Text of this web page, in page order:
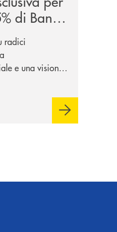
di Banca
radici
e una visione